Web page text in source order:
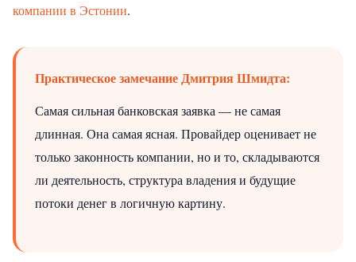
компании в Эстонии.
Практическое замечание Дмитрия Шмидта:
Самая сильная банковская заявка — не самая
длинная. Она самая ясная. Провайдер оценивает не
только законность компании, но и то, складываются
ли деятельность, структура владения и будущие
потоки денег в логичную картину.